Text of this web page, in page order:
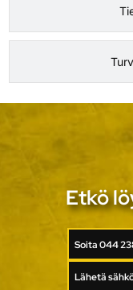
Etkö
Soita 044
Lähetä